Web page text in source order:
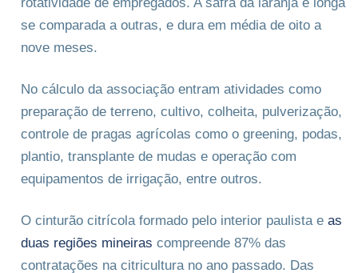
se comparada a outras, e dura em média de oito a
nove meses.
No cálculo da associação entram atividades como
preparação de terreno, cultivo, colheita, pulverização,
controle de pragas agrícolas como o greening, podas,
plantio, transplante de mudas e operação com
equipamentos de irrigação, entre outros.
O cinturão citrícola formado pelo interior paulista e as
duas regiões mineiras compreende 87% das
contratações na citricultura no ano passado. Das